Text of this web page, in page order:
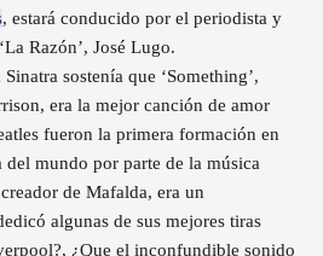
, estará conducido por el periodista y
Razón’, José Lugo.
sostenía que ‘Something’,
era la mejor canción de amor
fueron la primera formación en
mundo por parte de la música
de Mafalda, era un
algunas de sus mejores tiras
¿Que el inconfundible sonido